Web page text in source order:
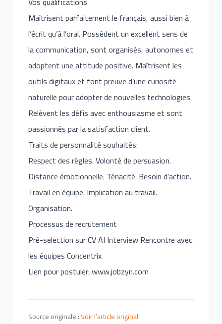
Maîtrisent parfaitement le français, aussi bien à
l’écrit qu’à l’oral. Possèdent un excellent sens de
la communication, sont organisés, autonomes et
adoptent une attitude positive. Maîtrisent les
outils digitaux et font preuve d’une curiosité
naturelle pour adopter de nouvelles technologies.
Relèvent les défis avec enthousiasme et sont
passionnés par la satisfaction client.
Traits de personnalité souhaités:
Respect des règles. Volonté de persuasion.
Distance émotionnelle. Ténacité. Besoin d’action.
Travail en équipe. Implication au travail.
Organisation.
Processus de recrutement
Pré-selection sur CV AI Interview Rencontre avec
les équipes Concentrix
Lien pour postuler:www.jobzyn.com
Source originale :Voir l’article original